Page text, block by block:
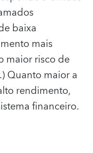
baixa
mais
maior risco de
Quanto maior a
rendimento,
financeiro.